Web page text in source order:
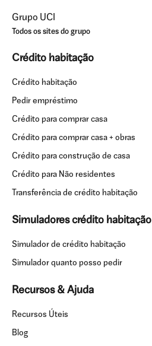
Grupo UCI
Todos os sites do grupo
Crédito habitação
Crédito habitação
Pedir empréstimo
Crédito para comprar casa
Crédito para comprar casa + obras
Crédito para construção de casa
Crédito para Não residentes
Transferência de crédito habitação
Simuladores crédito habitação
Simulador de crédito habitação
Simulador quanto posso pedir
Recursos & Ajuda
Recursos Úteis
Blog